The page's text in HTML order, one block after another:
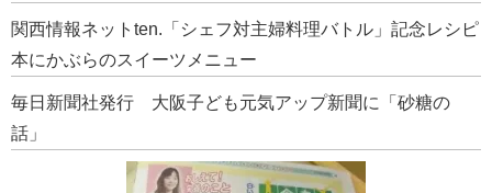
関西情報ネットten.「シェフ対主婦料理バトル」記念レシピ
本にかぶらのスイーツメニュー
毎日新聞社発行 大阪子ども元気アップ新聞に「砂糖の
話」